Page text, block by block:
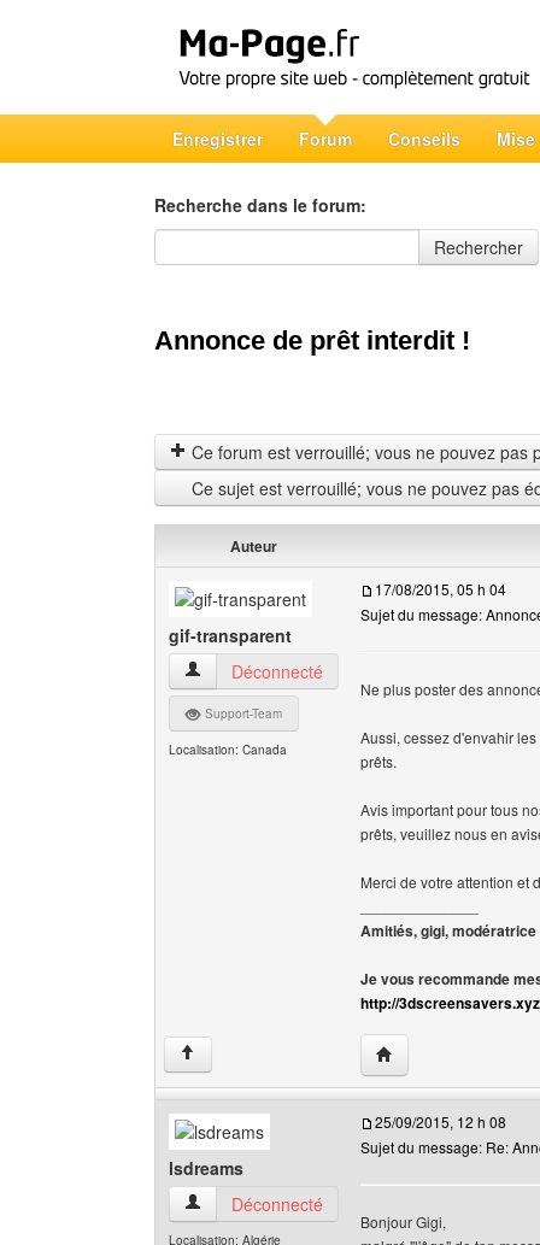
Enregistrer Forum Conseils Mise
Recherche dans le forum:
Recherche dans le forum
Rechercher
Annonce de prêt interdit !
Ce forum est verrouillé; vous ne pouvez pas
Ce sujet est verrouillé; vous ne pouvez pas
Auteur
gif-transparent
gif-transparent Voir le profil de l'utilisateur
Déconnecté
Support-Team
Localisation: Canada
17/08/2015, 05 h 04
Sujet du message:
Ne plus poster des
Aussi, cessez d'envahir
prêts.
Avis important pour tous
prêts, veuillez nous en
Merci de votre attention et
Amitiés, gigi, modératrice
Je vous recommande
http://3dscreensavers.xyz
↑ Visiter le site web
lsdreams
lsdreams Voir le profil de l'utilisateur
Déconnecté
Localisation: Algérie
25/09/2015, 12 h 08
Sujet du message: Re:
Bonjour Gigi,